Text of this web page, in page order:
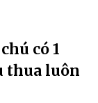
có 1
thua luôn